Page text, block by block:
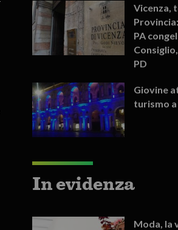
Vicenza,
PA
PD
Giovine
turismo a
In evidenza
Moda, la